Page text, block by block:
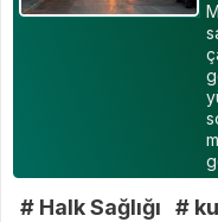
# Halk Sağlığı
#